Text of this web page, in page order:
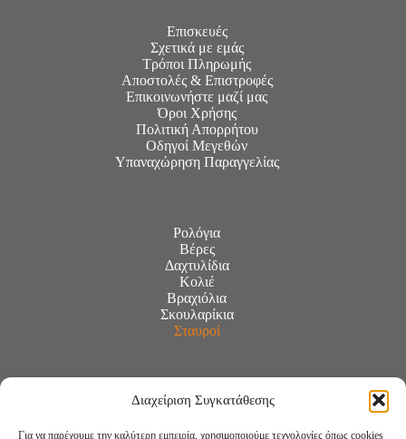
Διαχείριση Συγκατάθεσης
Για να παρέχουμε την καλύτερη εμπειρία, χρησιμοποιούμε τεχνολογίες όπως cookies
Επισκευές
Σχετικά με εμάς
Τρόποι Πληρωμής
Αποστολές & Επιστροφές
Επικοινωνήστε μαζί μας
Όροι Χρήσης
Πολιτική Απορρήτου
Οδηγοί Μεγεθών
Υπαναχώρηση Παραγγελίας
Ρολόγια
Βέρες
Δαχτυλίδια
Κολιέ
Βραχιόλια
Σκουλαρίκια
Σταυροί